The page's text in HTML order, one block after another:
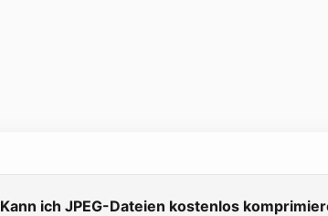
Kann ich JPEG-Dateien kostenlos